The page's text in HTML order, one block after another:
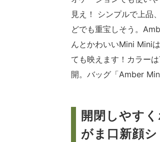
見え！ シンプルで上品
どでも重宝しそう。
んとかわいいMini Mini
ても映えます！カラー
開。バッグ「Amber
開閉しやす
がま口新顔シ